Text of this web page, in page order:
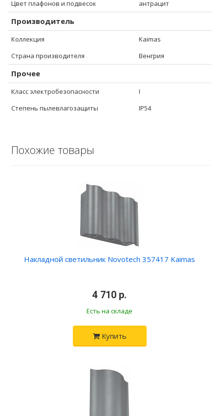
Цвет плафонов и подвесок антрацит
Производитель
Коллекция
Kaimas
Страна производителя
Венгрия
Прочее
Класс электробезопасности
I
Степень пылевлагозащиты
IP54
Похожие товары
Накладной светильник Novotech 357417 Kaimas
4 710 р.
Есть на складе
Купить